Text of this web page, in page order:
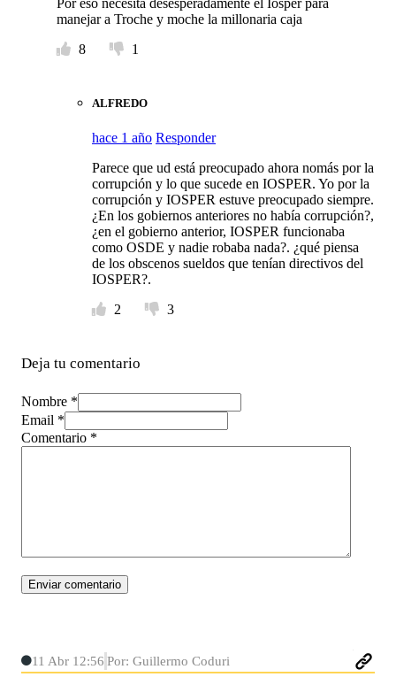
manejar a Troche y moche la millonaria caja
8
1
ALFREDO
hace 1 año Responder
Parece que ud está preocupado ahora nomás por la
corrupción y lo que sucede en IOSPER. Yo por la
corrupción y IOSPER estuve preocupado siempre.
¿En los gobiernos anteriores no había corrupción?,
¿en el gobierno anterior, IOSPER funcionaba
como OSDE y nadie robaba nada?. ¿qué piensa
de los obscenos sueldos que tenían directivos del
IOSPER?.
2
3
Deja tu comentario
Nombre *
Email *
Comentario *
11 Abr 12:56 Por: Guillermo Coduri